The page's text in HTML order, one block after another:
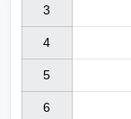
3
4
5
6